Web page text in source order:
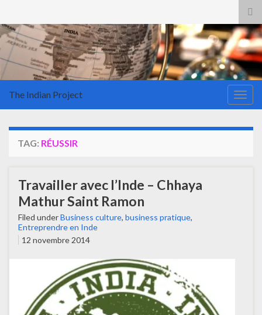
The Indian Project
TAG: RÉUSSIR
Travailler avec l’Inde – Chhaya
Mathur Saint Ramon
Filed underBusiness culture, business pratique,
Entreprendre en Inde
12 novembre 2014